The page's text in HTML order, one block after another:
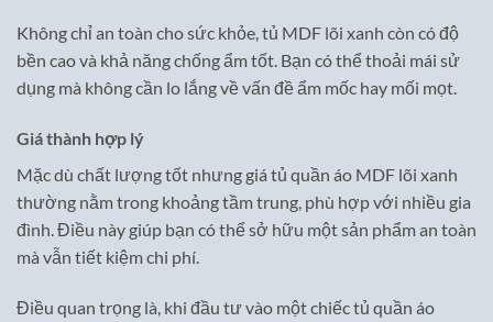
Không chỉ an toàn cho sức khỏe, tủ MDF lõi xanh còn có độ
bền cao và khả năng chống ẩm tốt. Bạn có thể thoải mái sử
dụng mà không cần lo lắng về vấn đề ẩm mốc hay mối mọt.
Giá thành hợp lý
Mặc dù chất lượng tốt nhưng giá tủ quần áo MDF lõi xanh
thường nằm trong khoảng tầm trung, phù hợp với nhiều gia
đình. Điều này giúp bạn có thể sở hữu một sản phẩm an toàn
mà vẫn tiết kiệm chi phí.
Điều quan trọng là, khi đầu tư vào một chiếc tủ quần áo